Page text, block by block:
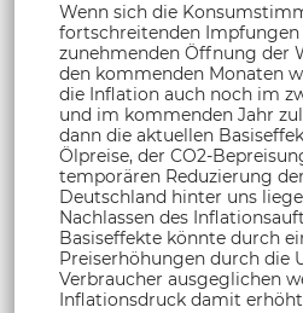
Wenn sich die
fortschreitenden Impfungen
zunehmenden Öffnung der
den kommenden Monaten
die Inflation auch noch im
und im kommenden Jahr
dann die aktuellen
Ölpreise, der CO2-
temporären Reduzierung
Deutschland hinter uns
Nachlassen des
Basiseffekte könnte durch
Preiserhöhungen durch die
Verbraucher ausgeglichen
Inflationsdruck damit